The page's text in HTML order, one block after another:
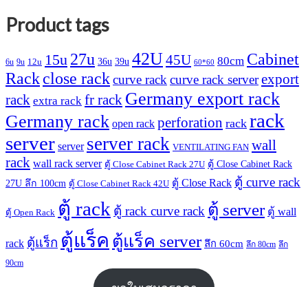
Product tags
6u 9u 12u 15u 27u 36u 39u 42U45U 60*60 80cm Cabinet
Rackclose rackcurve rack curve rack serverexport
rack extra rack fr rack Germany export rack
Germany rack open rack perforation rack rack
server server server rack VENTILATING FAN wall
rack wall rack server ตู้ Close Cabinet Rack 27U ตู้ Close Cabinet Rack
27U ลึก 100cm ตู้ Close Cabinet Rack 42U ตู้ Close Rack ตู้ curve rack
ตู้ Open Rack ตู้ rack ตู้ rack curve rack ตู้ server ตู้ wall
rack ตู้แร็ก ตู้แร็ค ตู้แร็ค server ลึก 60cm ลึก 80cm ลึก
90cm